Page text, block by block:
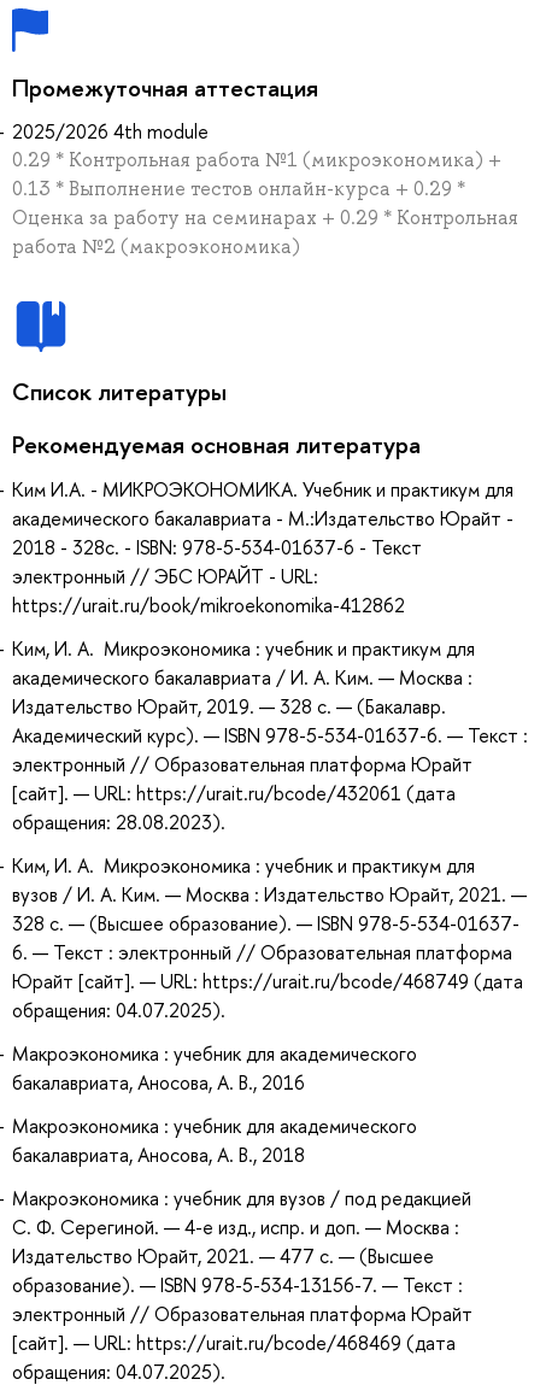
Промежуточная аттестация
2025/2026 4th module
0.29 * Контрольная работа №1 (микроэкономика) +
0.13 * Выполнение тестов онлайн-курса + 0.29 *
Оценка за работу на семинарах + 0.29 * Контрольная
работа №2 (макроэкономика)
Список литературы
Рекомендуемая основная литература
Ким И.А. - МИКРОЭКОНОМИКА. Учебник и практикум для
академического бакалавриата - М.:Издательство Юрайт -
2018 - 328с. - ISBN: 978-5-534-01637-6 - Текст
электронный // ЭБС ЮРАЙТ - URL:
https://urait.ru/book/mikroekonomika-412862
Ким, И. А. Микроэкономика : учебник и практикум для
академического бакалавриата / И. А. Ким. — Москва :
Издательство Юрайт, 2019. — 328 с. — (Бакалавр.
Академический курс). — ISBN 978-5-534-01637-6. — Текст :
электронный // Образовательная платформа Юрайт
[сайт]. — URL: https://urait.ru/bcode/432061 (дата
обращения: 28.08.2023).
Ким, И. А. Микроэкономика : учебник и практикум для
вузов / И. А. Ким. — Москва : Издательство Юрайт, 2021. —
328 с. — (Высшее образование). — ISBN 978-5-534-01637-
6. — Текст : электронный // Образовательная платформа
Юрайт [сайт]. — URL: https://urait.ru/bcode/468749 (дата
обращения: 04.07.2025).
Макроэкономика : учебник для академического
бакалавриата, Аносова, А. В., 2016
Макроэкономика : учебник для академического
бакалавриата, Аносова, А. В., 2018
Макроэкономика : учебник для вузов / под редакцией
С. Ф. Серегиной. — 4-е изд., испр. и доп. — Москва :
Издательство Юрайт, 2021. — 477 с. — (Высшее
образование). — ISBN 978-5-534-13156-7. — Текст :
электронный // Образовательная платформа Юрайт
[сайт]. — URL: https://urait.ru/bcode/468469 (дата
обращения: 04.07.2025).